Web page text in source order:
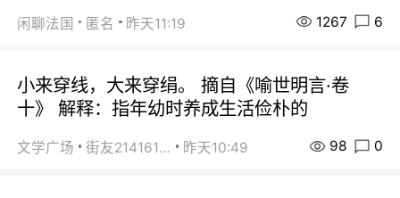
闲聊法国 匿名 昨天11:19 1267 6
小来穿线，大来穿绢。 摘自《喻世明言·卷
十》 解释：指年幼时养成生活俭朴的
文学广场 街友21416156 昨天10:49 98 0